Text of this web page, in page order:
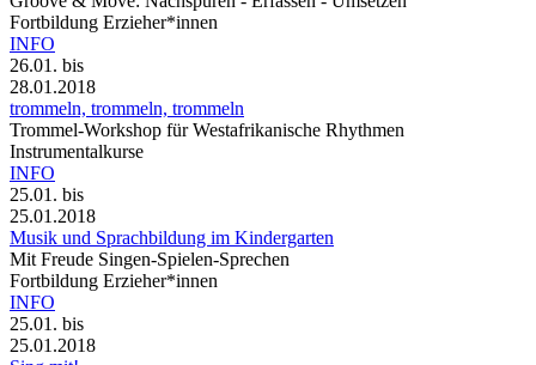
Fortbildung Erzieher*innen
INFO
26.01. bis
28.01.2018
trommeln, trommeln, trommeln
Trommel-Workshop für Westafrikanische Rhythmen
Instrumentalkurse
INFO
25.01. bis
25.01.2018
Musik und Sprachbildung im Kindergarten
Mit Freude Singen-Spielen-Sprechen
Fortbildung Erzieher*innen
INFO
25.01. bis
25.01.2018